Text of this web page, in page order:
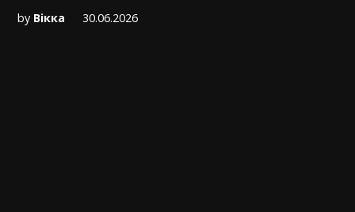
by Вікка 30.06.2026